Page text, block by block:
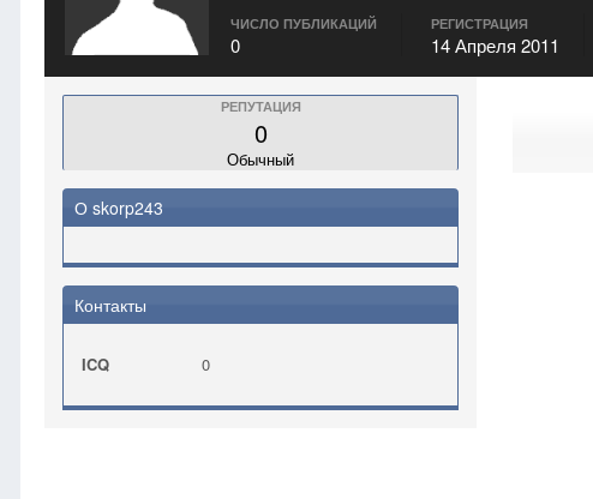
ЧИСЛО ПУБЛИКАЦИЙ
0
РЕГИСТРАЦИЯ
14 Апреля 2011
РЕПУТАЦИЯ
0
Обычный
О skorp243
Контакты
ICQ 0